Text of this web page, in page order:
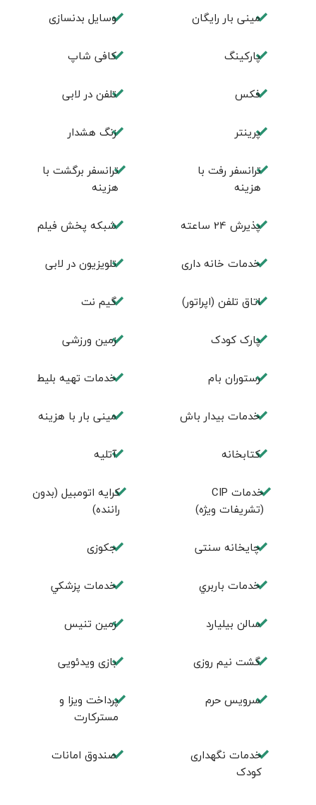
مینی بار رایگان وسایل بدنسازی
پاركينگ كافی شاپ
فكس تلفن در لابی
پرینتر زنگ هشدار
ترانسفر رفت با
هزینه
ترانسفر برگشت با
هزینه
پذیرش 24 ساعته شبکه پخش فیلم
خدمات خانه داری تلویزیون در لابی
اتاق تلفن (اپراتور) گیم نت
پارک کودک زمین ورزشی
رستوران بام خدمات تهيه بليط
خدمات بیدار باش مینی بار با هزینه
كتابخانه آتلیه
خدمات CIP
(تشریفات ویژه)
کرایه اتومبیل (بدون
راننده)
چايخانه سنتی جكوزی
خدمات باربري خدمات پزشكي
سالن بيليارد زمين تنيس
گشت نیم روزی بازی ویدئویی
سرویس حرم
پرداخت ویزا و
مسترکارت
خدمات نگهداری
کودک
صندوق امانات